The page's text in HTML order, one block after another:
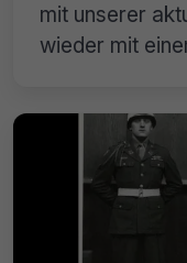
mit unserer
wieder mit